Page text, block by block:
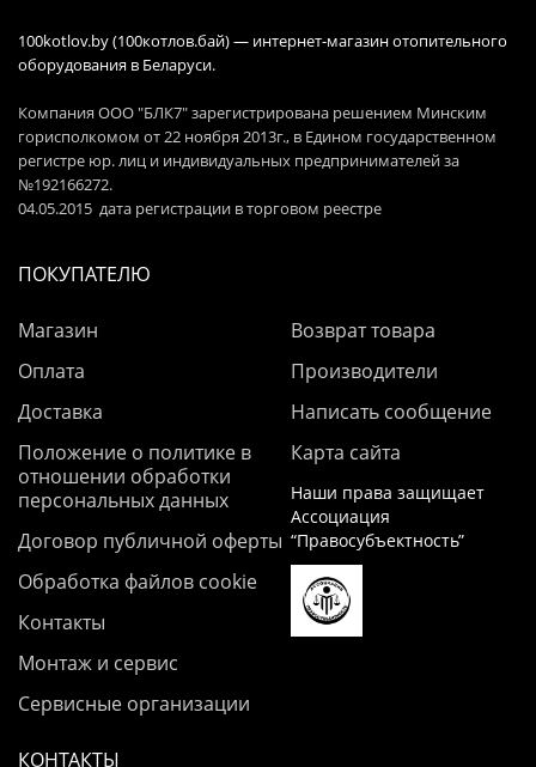
100kotlov.by (100котлов.бай) — интернет-магазин отопительного
оборудования в Беларуси.
Компания ООО "БЛК7" зарегистрирована решением Минским
горисполкомом от 22 ноября 2013г., в Едином государственном
регистре юр. лиц и индивидуальных предпринимателей за
№192166272.
04.05.2015 дата регистрации в торговом реестре
ПОКУПАТЕЛЮ
Магазин
Оплата
Доставка
Положение о политике в
отношении обработки
персональных данных
Договор публичной оферты
Обработка файлов cookie
Контакты
Монтаж и сервис
Сервисные организации
Возврат товара
Производители
Написать сообщение
Карта сайта
Наши права защищает
Ассоциация
“Правосубъектность”
КОНТАКТЫ